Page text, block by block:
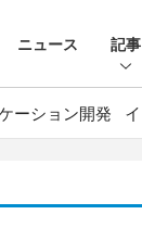
ニュース 記事
ーション開発